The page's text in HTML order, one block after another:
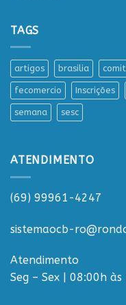
TAGS
artigos brasilia
fecomercio Inscrições
semana sesc
ATENDIMENTO
(69) 99961-4247
sistemaocb-
Atendimento
Seg – Sex | 08:00h